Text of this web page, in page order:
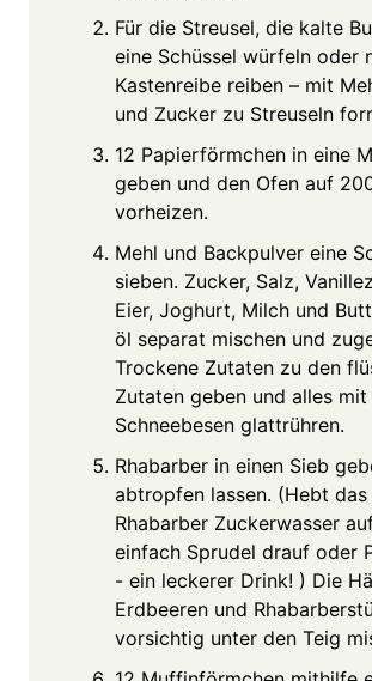
Für die Streusel, die kalte
eine Schüssel würfeln oder
Kastenreibe reiben – mit
und Zucker zu Streuseln
12 Papierförmchen in eine
geben und den Ofen auf
vorheizen.
Mehl und Backpulver eine
sieben. Zucker, Salz,
Eier, Joghurt, Milch und
öl separat mischen und
Trockene Zutaten zu den
Zutaten geben und alles mit
Schneebesen glattrühren.
Rhabarber in einen Sieb
abtropfen lassen. (Hebt das
Rhabarber Zuckerwasser
einfach Sprudel drauf oder
- ein leckerer Drink! ) Die
Erdbeeren und
vorsichtig unter den Teig